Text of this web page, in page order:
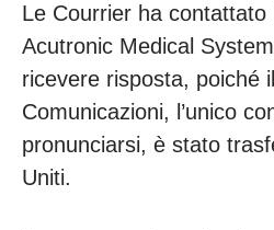
Le Courrier ha contattato
Acutronic Medical
ricevere risposta, poiché
Comunicazioni, l’unico
pronunciarsi, è stato
Uniti.